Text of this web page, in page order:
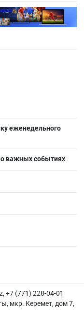
еженедельного
важных событиях
, +7 (771) 228-04-01
мкр. Керемет, дом 7,